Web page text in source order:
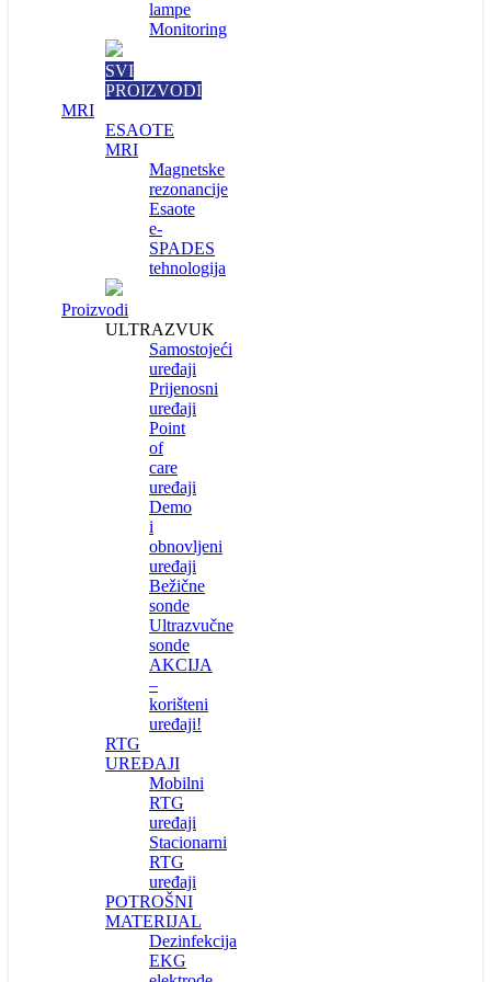
lampe
Monitoring
SVI
PROIZVODI
MRI
ESAOTE
MRI
Magnetske
rezonancije
Esaote
e-
SPADES
tehnologija
Proizvodi
ULTRAZVUK
Samostojeći
uređaji
Prijenosni
uređaji
Point
of
care
uređaji
Demo
i
obnovljeni
uređaji
Bežične
sonde
Ultrazvučne
sonde
AKCIJA
–
korišteni
uređaji!
RTG
UREĐAJI
Mobilni
RTG
uređaji
Stacionarni
RTG
uređaji
POTROŠNI
MATERIJAL
Dezinfekcija
EKG